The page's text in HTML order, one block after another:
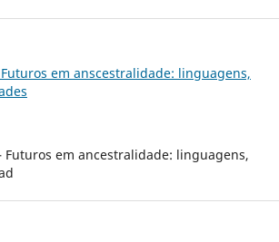
em anscestralidade: linguagens,
Futuros em ancestralidade: linguagens,